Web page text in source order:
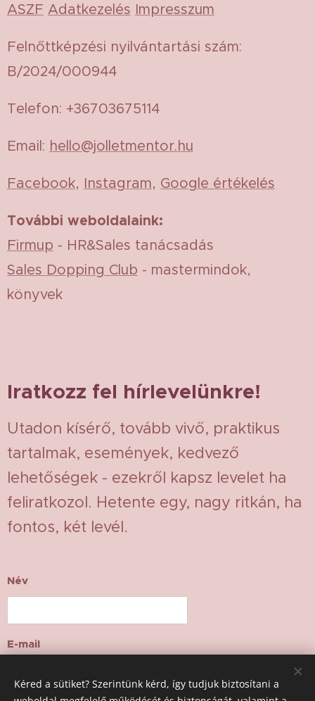
ASZF Adatkezelés Impresszum
Felnőttképzési nyilvántartási szám:
B/2024/000944
Telefon: +36703675114
Email: hello@jolletmentor.hu
Facebook, Instagram, Google értékelés
További weboldalaink:
Firmup - HR&Sales tanácsadás
Sales Dopping Club - mastermindok,
könyvek
Iratkozz fel hírlevelünkre!
Utadon kísérő, tovább vivő, praktikus
tartalmak, események, kedvező
lehetőségek - ezekről kapsz levelet ha
feliratkozol. Hetente egy, nagy ritkán, ha
fontos, két levél.
Név
E-mail
Kéred a sütiket? Szerintünk kérd, így tudjuk biztosítani a